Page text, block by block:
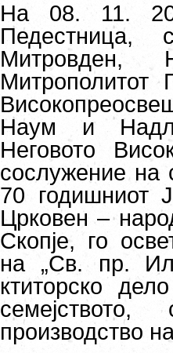
На 08. 11.
Митровден,
Митрополитот
Наум и
Неговото
сослужение
70 годишниот
Црковен –
Скопје, го
на „Св. пр.
ктиторско
производство